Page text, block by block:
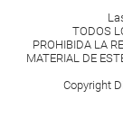
TODOS
PROHIBIDA LA
MATERIAL DE
Copyright